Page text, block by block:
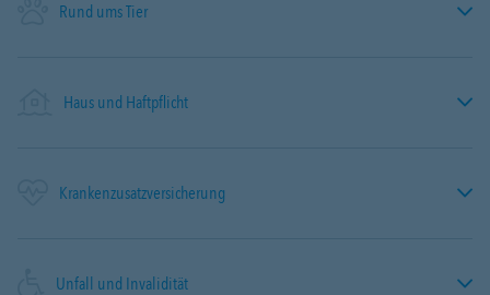
Rund ums Tier
Haus und Haftpflicht
Krankenzusatzversicherung
Unfall und Invalidität